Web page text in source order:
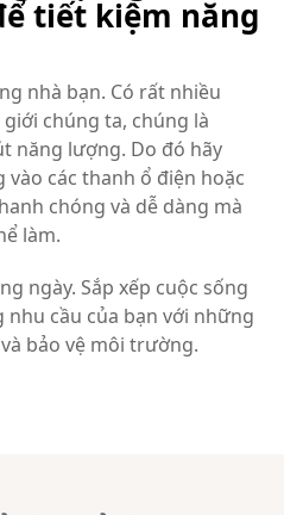
tiết kiệm năng
nhà bạn. Có rất nhiều
chúng ta, chúng là
năng lượng. Do đó hãy
các thanh ổ điện hoặc
chóng và dễ dàng mà
làm.
ngày. Sắp xếp cuộc sống
nhu cầu của bạn với những
bảo vệ môi trường.